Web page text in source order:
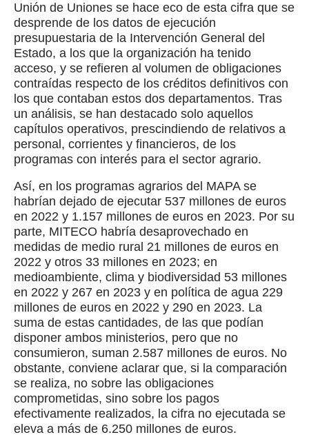
Unión de Uniones se hace eco de esta cifra que se
desprende de los datos de ejecución
presupuestaria de la Intervención General del
Estado, a los que la organización ha tenido
acceso, y se refieren al volumen de obligaciones
contraídas respecto de los créditos definitivos con
los que contaban estos dos departamentos. Tras
un análisis, se han destacado solo aquellos
capítulos operativos, prescindiendo de relativos a
personal, corrientes y financieros, de los
programas con interés para el sector agrario.
Así, en los programas agrarios del MAPA se
habrían dejado de ejecutar 537 millones de euros
en 2022 y 1.157 millones de euros en 2023. Por su
parte, MITECO habría desaprovechado en
medidas de medio rural 21 millones de euros en
2022 y otros 33 millones en 2023; en
medioambiente, clima y biodiversidad 53 millones
en 2022 y 267 en 2023 y en política de agua 229
millones de euros en 2022 y 290 en 2023. La
suma de estas cantidades, de las que podían
disponer ambos ministerios, pero que no
consumieron, suman 2.587 millones de euros. No
obstante, conviene aclarar que, si la comparación
se realiza, no sobre las obligaciones
comprometidas, sino sobre los pagos
efectivamente realizados, la cifra no ejecutada se
eleva a más de 6.250 millones de euros.